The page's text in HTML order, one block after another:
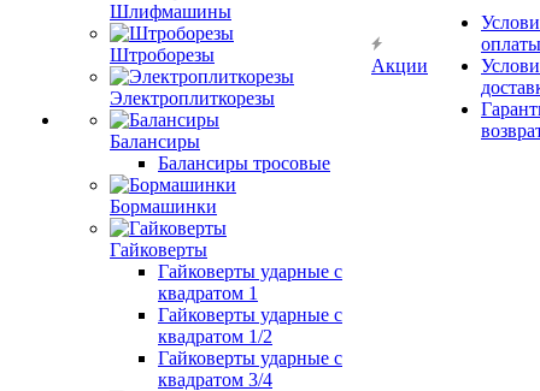
Шлифмашины
Штроборезы
Электроплиткорезы
Балансиры
Балансиры тросовые
Бормашинки
Гайковерты
Гайковерты ударные с
квадратом 1
Гайковерты ударные с
квадратом 1/2
Гайковерты ударные с
квадратом 3/4
Акции
оплаты